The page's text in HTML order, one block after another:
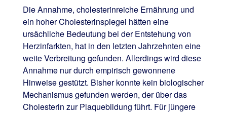
Die Annahme, cholesterinreiche Ernährung und
ein hoher Cholesterinspiegel hätten eine
ursächliche Bedeutung bei der Entstehung von
Herzinfarkten, hat in den letzten Jahrzehnten eine
weite Verbreitung gefunden. Allerdings wird diese
Annahme nur durch empirisch gewonnene
Hinweise gestützt. Bisher konnte kein biologischer
Mechanismus gefunden werden, der über das
Cholesterin zur Plaquebildung führt. Für jüngere